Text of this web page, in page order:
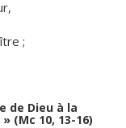
;
de Dieu à la
(Mc 10, 13-16)